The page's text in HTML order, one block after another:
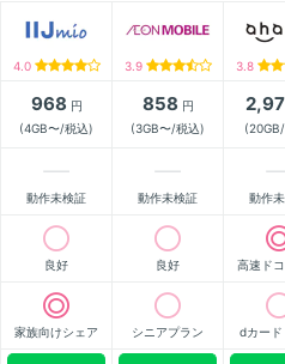
4.0 3.9 3.8
968 円
(4GB〜/税込)
858 円
(3GB〜/税込)
動作未検証 動作未検証 動作
良好 良好 高速ド
家族向けシェア シニアプラン dカード